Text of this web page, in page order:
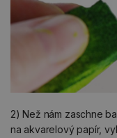
2) Než nám zaschne
na akvarelový papír,